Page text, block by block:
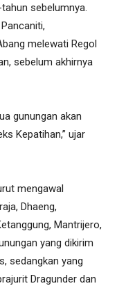
sebelumnya.
melewati Regol
sebelum akhirnya
gunungan akan
Kepatihan,” ujar
mengawal
Dhaeng,
Mantrijero,
yang dikirim
sedangkan yang
Dragunder dan